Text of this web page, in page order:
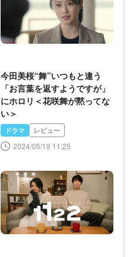
今田美桜“舞”いつもと違う
「お言葉を返すようですが」
にホロリ＜花咲舞が黙ってな
い＞
ドラマ レビュー
2024/05/19 11:25